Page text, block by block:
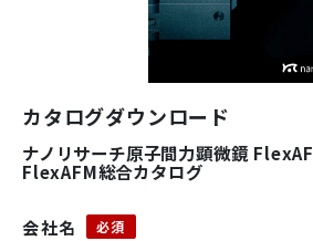
カタログダウンロード
ナノリサーチ原子間力顕微鏡
FlexAFM総合カタログ
会社名